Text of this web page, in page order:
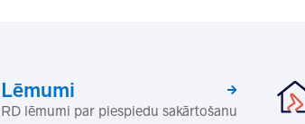
Lēmumi
RD lēmumi par piespiedu sakārtošanu